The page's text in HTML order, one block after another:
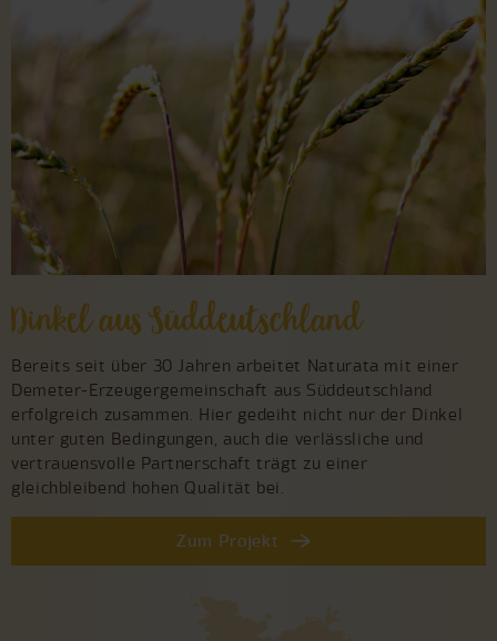
Dinkel aus Süddeutschland
Bereits seit über 30 Jahren arbeitet Naturata mit einer
Demeter-Erzeugergemeinschaft aus Süddeutschland
erfolgreich zusammen. Hier gedeiht nicht nur der Dinkel
unter guten Bedingungen, auch die verlässliche und
vertrauensvolle Partnerschaft trägt zu einer
gleichbleibend hohen Qualität bei.
Zum Projekt